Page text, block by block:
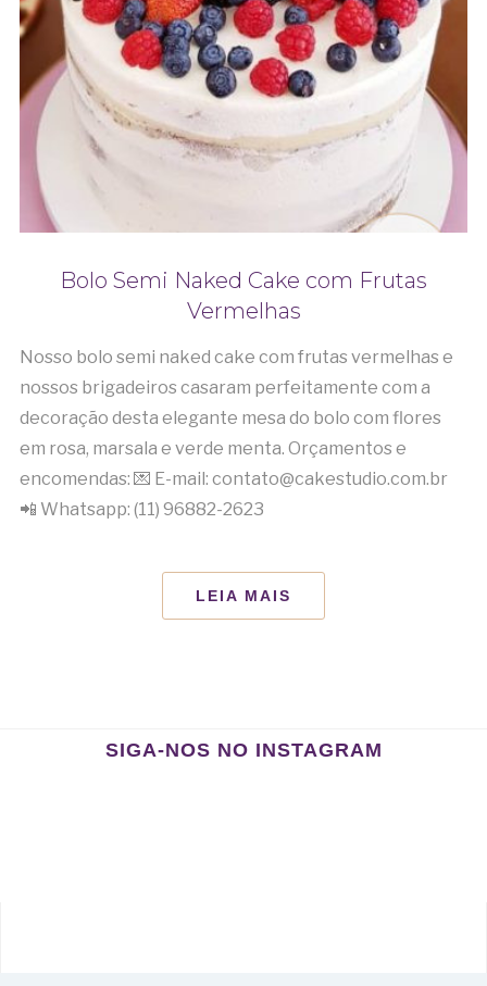
Bolo Semi Naked Cake com Frutas
Vermelhas
Nosso bolo semi naked cake com frutas vermelhas e
nossos brigadeiros casaram perfeitamente com a
decoração desta elegante mesa do bolo com flores
em rosa, marsala e verde menta. Orçamentos e
encomendas: 💌 E-mail: contato@cakestudio.com.br
📲 Whatsapp: (11) 96882-2623
LEIA MAIS
SIGA-NOS NO INSTAGRAM